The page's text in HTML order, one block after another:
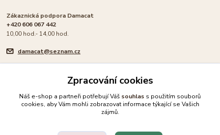
Zákaznická podpora Damacat
+420 606 067 442
10,00 hod.- 14,00 hod.
damacat@seznam.cz
🐾 Rodinný e-shop pro milovníky koček
Upravit sběr cookies.
Zpracování cookies
Náš e-shop a partneři potřebují Váš souhlas s použitím souborů
cookies, aby Vám mohli zobrazovat informace týkající se Vašich
zájmů.